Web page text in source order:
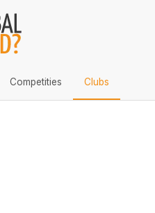
Competities Clubs